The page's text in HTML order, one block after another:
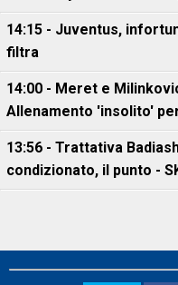
14:15 - Juventus,
filtra
14:00 - Meret e
Allenamento 'insolito'
13:56 - Trattativa
condizionato, il punto -